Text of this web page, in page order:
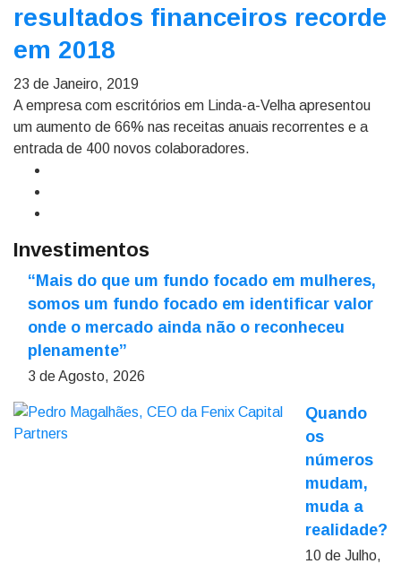
resultados financeiros recorde
em 2018
23 de Janeiro, 2019
A empresa com escritórios em Linda-a-Velha apresentou
um aumento de 66% nas receitas anuais recorrentes e a
entrada de 400 novos colaboradores.
Investimentos
“Mais do que um fundo focado em mulheres,
somos um fundo focado em identificar valor
onde o mercado ainda não o reconheceu
plenamente”
3 de Agosto, 2026
Quando
os
números
mudam,
muda a
realidade?
10 de Julho,